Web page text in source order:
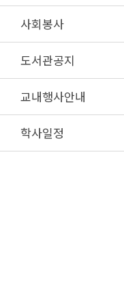
사회봉사
도서관공지
교내행사안내
학사일정